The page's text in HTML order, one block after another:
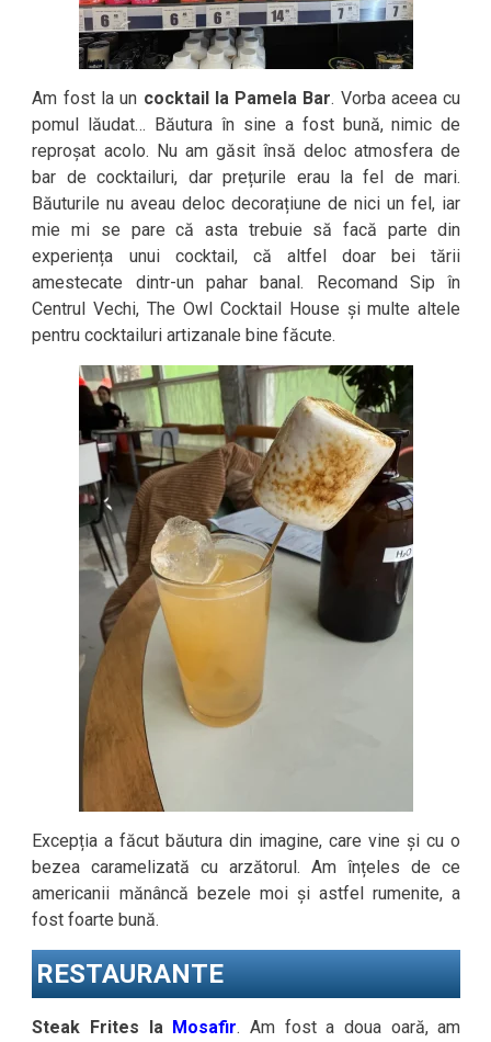
Am fost la un cocktail la Pamela Bar. Vorba aceea cu
pomul lăudat… Băutura în sine a fost bună, nimic de
reproșat acolo. Nu am găsit însă deloc atmosfera de
bar de cocktailuri, dar prețurile erau la fel de mari.
Băuturile nu aveau deloc decorațiune de nici un fel, iar
mie mi se pare că asta trebuie să facă parte din
experiența unui cocktail, că altfel doar bei tării
amestecate dintr-un pahar banal. Recomand Sip în
Centrul Vechi, The Owl Cocktail House și multe altele
pentru cocktailuri artizanale bine făcute.
Excepția a făcut băutura din imagine, care vine și cu o
bezea caramelizată cu arzătorul. Am înțeles de ce
americanii mănâncă bezele moi și astfel rumenite, a
fost foarte bună.
RESTAURANTE
Steak Frites la Mosafir. Am fost a doua oară, am